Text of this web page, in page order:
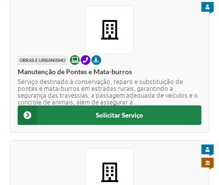
OBRAS E URBANISMO ONLINETELEFONEPRESENCIAL
Manutenção de Pontes e Mata-burros
Serviço destinado à conservação, reparo e substituição de
pontes e mata-burros em estradas rurais, garantindo a
segurança das travessias, a passagem adequada de veículos e o
controle de animais, além de assegurar a...
Solicitar Serviço
PARA